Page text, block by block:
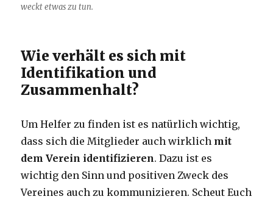
weckt etwas zu tun.
Wie verhält es sich mit
Identifikation und
Zusammenhalt?
Um Helfer zu finden ist es natürlich wichtig,
dass sich die Mitglieder auch wirklich mit
dem Verein identifizieren. Dazu ist es
wichtig den Sinn und positiven Zweck des
Vereines auch zu kommunizieren. Scheut Euch